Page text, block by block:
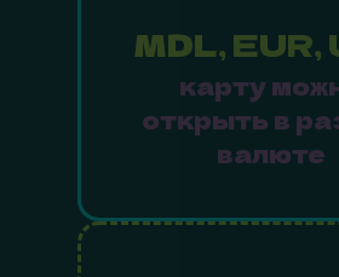
MDL, EUR,
карту
открыть в
валюте